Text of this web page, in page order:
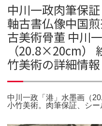
中川一政肉筆保
軸古書仏像中国
古美術骨董 中川
（20.8×20cm）
竹美術の詳細情報
中川一政「港」水墨画（
小竹美術。肉筆保証、シ